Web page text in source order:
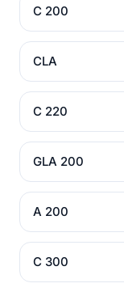
C 200
CLA
C 220
GLA 200
A 200
C 300